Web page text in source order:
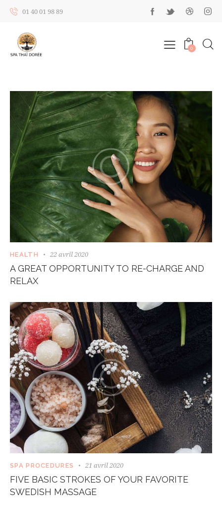
01 40 01 98 89
0
HEALTH 22 avril 2020
A GREAT OPPORTUNITY TO RE-CHARGE AND
RELAX
SPA PROCEDURES 21 avril 2020
FIVE BASIC STROKES OF YOUR FAVORITE
SWEDISH MASSAGE